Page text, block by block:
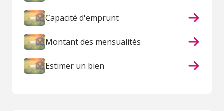
Capacité d'emprunt
Montant des mensualités
Estimer un bien